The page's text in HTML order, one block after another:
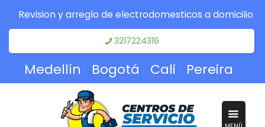
Revision y arreglo de electrodomesticos a domicilio
3217224316
Medellín Bogotá Cali Pereira